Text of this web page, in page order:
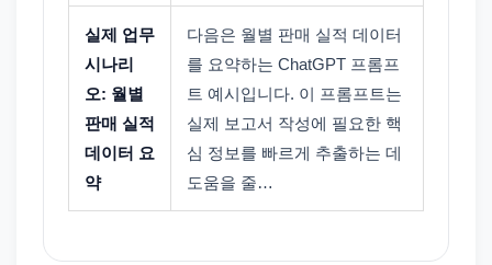
실제 업무
시나리
오: 월별
판매 실적
데이터 요
약
다음은 월별 판매 실적 데이터
를 요약하는 ChatGPT 프롬프
트 예시입니다. 이 프롬프트는
실제 보고서 작성에 필요한 핵
심 정보를 빠르게 추출하는 데
도움을 줄…